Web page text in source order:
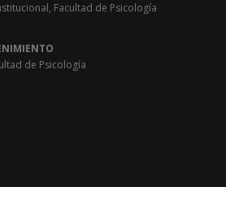
Facultad de Psicología
de Psicología